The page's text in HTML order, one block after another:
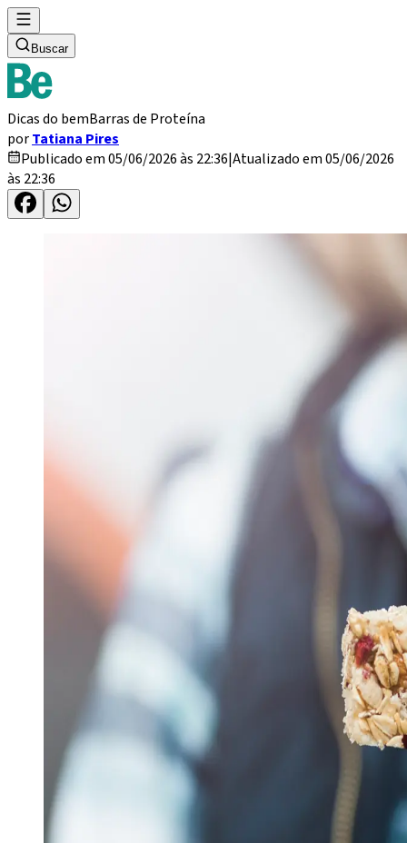
Buscar
Dicas do bemBarras de Proteína
porTatiana Pires
Publicado em 05/06/2026 às 22:36|Atualizado em 05/06/2026
às 22:36